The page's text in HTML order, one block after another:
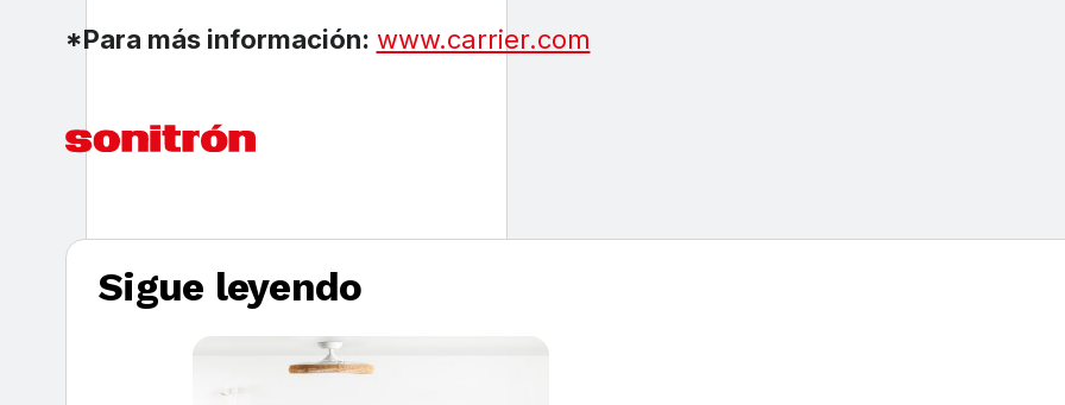
*Para más información: www.carrier.com
Sigue leyendo